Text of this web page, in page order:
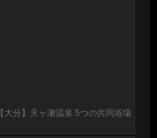
【大分】天ヶ瀬温泉 5つの共同浴場